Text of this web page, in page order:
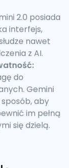
2.0 posiada
interfejs,
nawet
z AI.
do
Gemini
aby
im pełną
się dzielą.